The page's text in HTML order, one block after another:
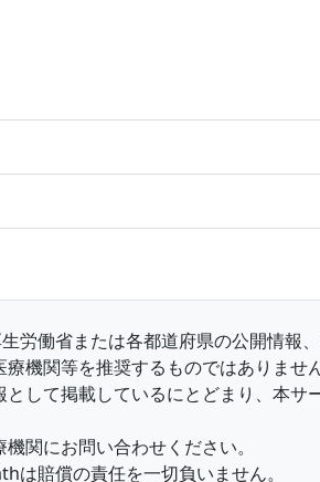
労働省または各都道府県の公開情報
機関等を推奨するものではありません
して掲載しているにとどまり、本
関にお問い合わせください。
賠償の責任を一切負いません。